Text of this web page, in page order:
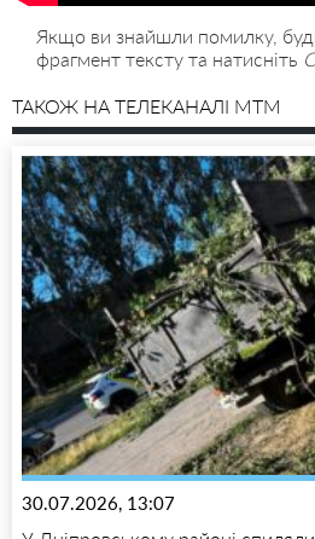
Якщо ви знайшли помилку,
фрагмент тексту та натисніть
ТАКОЖ НА ТЕЛЕКАНАЛІ MTM
30.07.2026, 13:07